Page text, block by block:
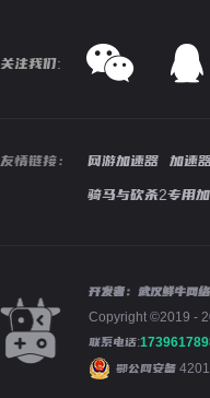
关注我们:
友情链接： 网游加速器 加速
骑马与砍杀2专用
开发者：武汉鲜牛网
Copyright ©2019 -
联系电话:
鄂公网安备